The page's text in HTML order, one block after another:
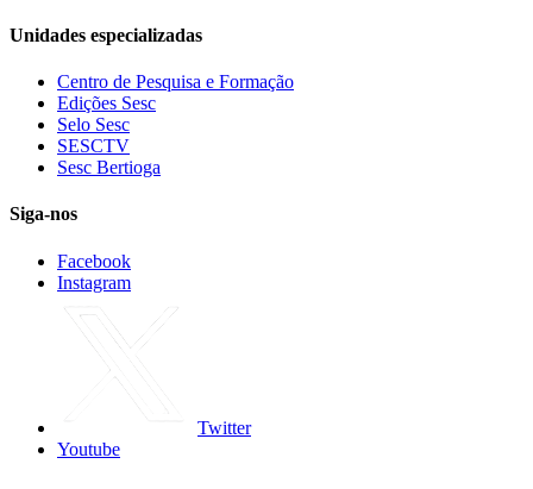
Unidades especializadas
Centro de Pesquisa e Formação
Edições Sesc
Selo Sesc
SESCTV
Sesc Bertioga
Siga-nos
Facebook
Instagram
Twitter
Youtube